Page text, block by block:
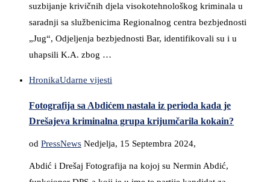
suzbijanje krivičnih djela visokotehnološkog kriminala u
saradnji sa službenicima Regionalnog centra bezbjednosti
„Jug“, Odjeljenja bezbjednosti Bar, identifikovali su i u
uhapsili K.A. zbog …
HronikaUdarne vijesti
Fotografija sa Abdićem nastala iz perioda kada je
Drešajeva kriminalna grupa krijumčarila kokain?
od PressNews Nedjelja, 15 Septembra 2024,
Abdić i Drešaj Fotografija na kojoj su Nermin Abdić,